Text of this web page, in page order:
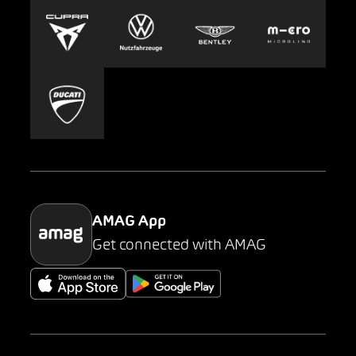
Europcar
Carsharing
Mobility-as-a-Service
Parking
Presse
AMAG App
Get connected with AMAG